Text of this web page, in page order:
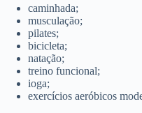
caminhada;
musculação;
pilates;
bicicleta;
natação;
treino funcional;
ioga;
exercícios aeróbicos